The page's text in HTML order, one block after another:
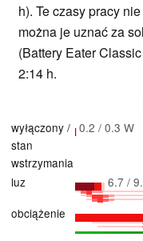
h). Te czasy pracy
można je uznać za
(Battery Eater
2:14 h.
wyłączony /
stan
wstrzymania
0.2 / 0.3 W
luz
6.7 /
obciążenie